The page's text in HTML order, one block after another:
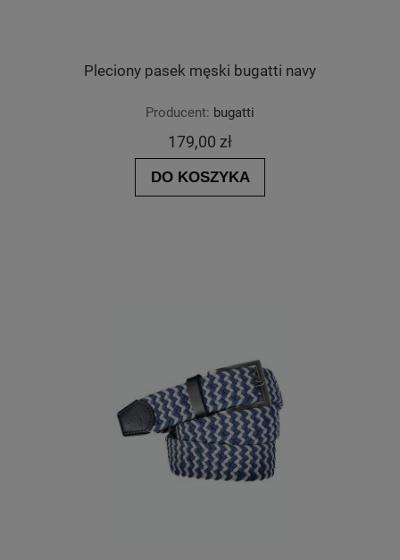
Pleciony pasek męski bugatti navy
Producent: bugatti
179,00 zł
DO KOSZYKA